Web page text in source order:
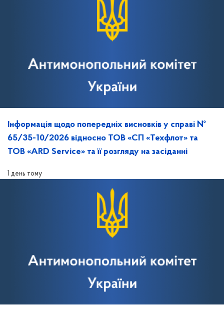
Інформація щодо попередніх висновків у справі №
65/35-10/2026 відносно ТОВ «СП «Техфлот» та
ТОВ «ARD Service» та її розгляду на засіданні
1 день тому